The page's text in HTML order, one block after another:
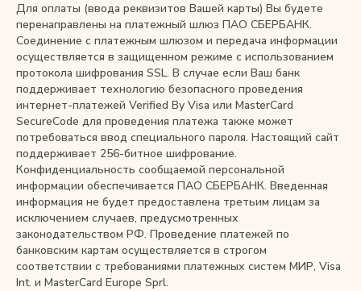
Аксессуары
Мини-сумки и чехлы
Кошельки
Ювелирные украшения
Одежда
Подарочная карта
Подарки
Для оплаты (ввода реквизитов Вашей карты) Вы будете
перенаправлены на платежный шлюз ПАО СБЕРБАНК.
Соединение с платежным шлюзом и передача информации
осуществляется в защищенном режиме с использованием
протокола шифрования SSL. В случае если Ваш банк
поддерживает технологию безопасного проведения
интернет-платежей Verified By Visa или MasterCard
SecureCode для проведения платежа также может
потребоваться ввод специального пароля. Настоящий сайт
поддерживает 256-битное шифрование.
Конфиденциальность сообщаемой персональной
информации обеспечивается ПАО СБЕРБАНК. Введенная
информация не будет предоставлена третьим лицам за
исключением случаев, предусмотренных
законодательством РФ. Проведение платежей по
банковским картам осуществляется в строгом
соответствии с требованиями платежных систем МИР, Visa
Int. и MasterCard Europe Sprl.